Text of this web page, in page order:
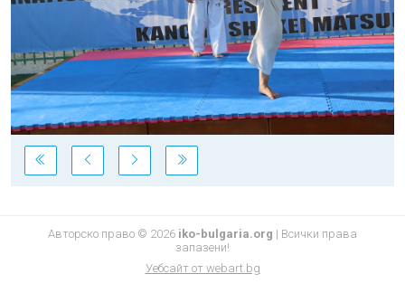
Авторско право © 2026 iko-bulgaria.org | Всички права
запазени!
Уебсайт от webart.bg